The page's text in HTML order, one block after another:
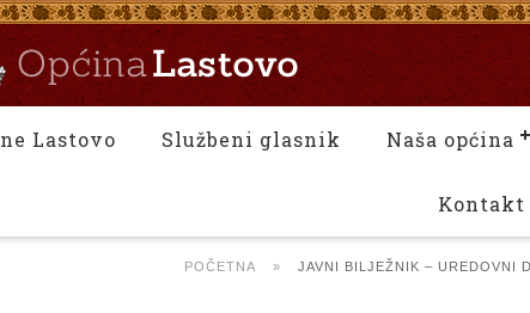
Lastovo Službeni glasnik Naša općina
Kontakt
POČETNA » JAVNI BILJEŽNIK – UREDOVNI